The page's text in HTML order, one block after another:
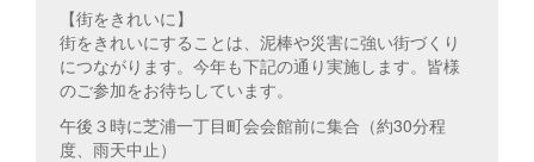
【街をきれいに】
街をきれいにすることは、泥棒や災害に強い街づくり
につながります。今年も下記の通り実施します。皆様
のご参加をお待ちしています。
午後３時に芝浦一丁目町会会館前に集合（約30分程
度、雨天中止）